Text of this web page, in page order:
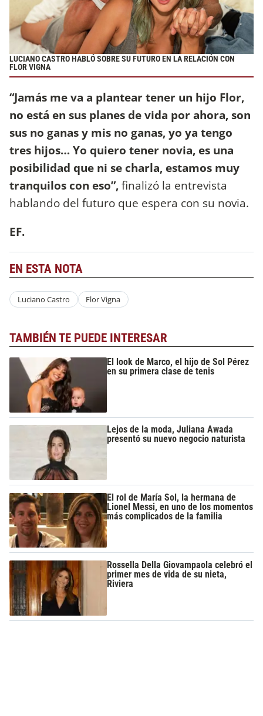
LUCIANO CASTRO HABLÓ SOBRE SU FUTURO EN LA RELACIÓN CON
FLOR VIGNA
“Jamás me va a plantear tener un hijo Flor,
no está en sus planes de vida por ahora, son
sus no ganas y mis no ganas, yo ya tengo
tres hijos… Yo quiero tener novia, es una
posibilidad que ni se charla, estamos muy
tranquilos con eso”,finalizó la entrevista
hablando del futuro que espera con su novia.
EF.
EN ESTA NOTA
Luciano Castro Flor Vigna
TAMBIÉN TE PUEDE INTERESAR
El look de Marco, el hijo de Sol Pérez
en su primera clase de tenis
Lejos de la moda, Juliana Awada
presentó su nuevo negocio naturista
El rol de María Sol, la hermana de
Lionel Messi, en uno de los momentos
más complicados de la familia
Rossella Della Giovampaola celebró el
primer mes de vida de su nieta,
Riviera